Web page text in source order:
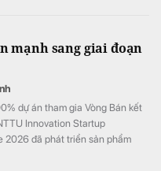
mạnh sang giai đoạn
dự án tham gia Vòng Bán kết
Innovation Startup
2026 đã phát triển sản phẩm